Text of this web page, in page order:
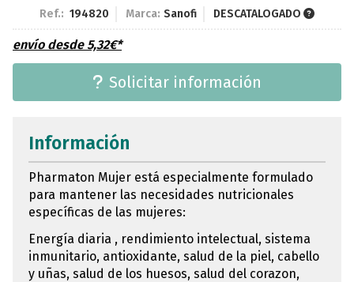
Ref.: 194820 Marca: Sanofi DESCATALOGADO
envío desde5,32€*
Solicitar información
Información
Pharmaton Mujer está especialmente formulado
para mantener las necesidades nutricionales
específicas de las mujeres:
Energía diaria , rendimiento intelectual, sistema
inmunitario, antioxidante, salud de la piel, cabello
y uñas, salud de los huesos, salud del corazon,